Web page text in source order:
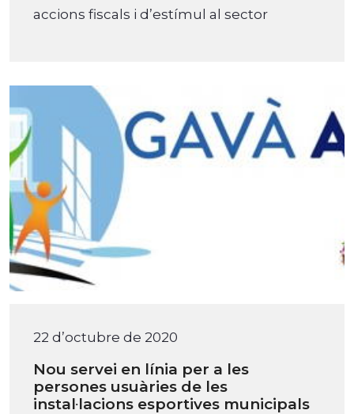
accions fiscals i d’estímul al sector
22 d’octubre de 2020
Nou servei en línia per a les
persones usuàries de les
instal·lacions esportives municipals